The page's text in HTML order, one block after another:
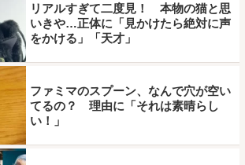
リアルすぎて二度見！ 本物の猫と思
いきや…正体に「見かけたら絶対に声
をかける」「天才」
ファミマのスプーン、なんで穴が空い
てるの？ 理由に「それは素晴らし
い！」